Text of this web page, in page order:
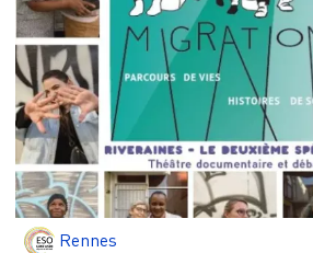
Rennes